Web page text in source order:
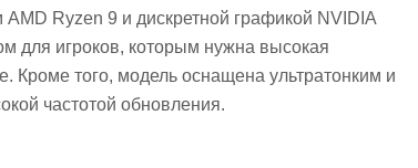
Ryzen 9 и дискретной графикой NVIDIA
для игроков, которым нужна высокая
Кроме того, модель оснащена ультратонким и
частотой обновления.